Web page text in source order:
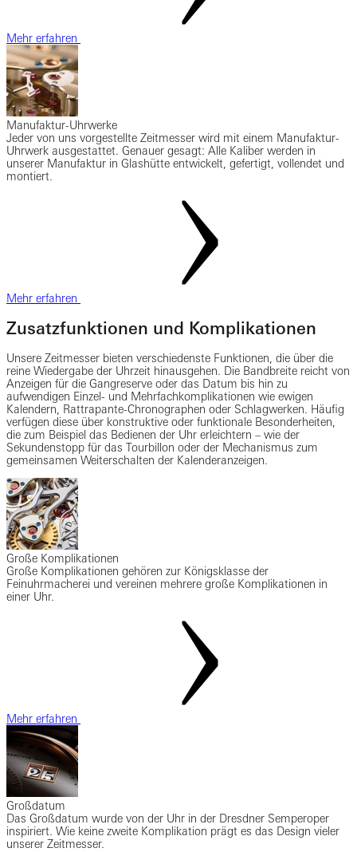
Mehr erfahren
Manufaktur-Uhrwerke
Jeder von uns vorgestellte Zeitmesser wird mit einem Manufaktur-
Uhrwerk ausgestattet. Genauer gesagt: Alle Kaliber werden in
unserer Manufaktur in Glashütte entwickelt, gefertigt, vollendet und
montiert.
Mehr erfahren
Zusatzfunktionen und Komplikationen
Unsere Zeitmesser bieten verschiedenste Funktionen, die über die
reine Wiedergabe der Uhrzeit hinausgehen. Die Bandbreite reicht von
Anzeigen für die Gangreserve oder das Datum bis hin zu
aufwendigen Einzel- und Mehrfachkomplikationen wie ewigen
Kalendern, Rattrapante-Chronographen oder Schlagwerken. Häufig
verfügen diese über konstruktive oder funktionale Besonderheiten,
die zum Beispiel das Bedienen der Uhr erleichtern – wie der
Sekundenstopp für das Tourbillon oder der Mechanismus zum
gemeinsamen Weiterschalten der Kalenderanzeigen.
Große Komplikationen
Große Komplikationen gehören zur Königsklasse der
Feinuhrmacherei und vereinen mehrere große Komplikationen in
einer Uhr.
Mehr erfahren
Großdatum
Das Großdatum wurde von der Uhr in der Dresdner Semperoper
inspiriert. Wie keine zweite Komplikation prägt es das Design vieler
unserer Zeitmesser.